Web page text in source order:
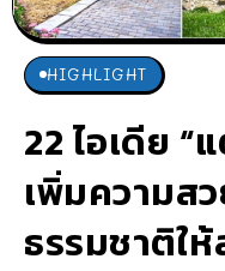
HIGHLIGHT
22 ไอเดีย
เพิ่มความส
ธรรมชาติใ